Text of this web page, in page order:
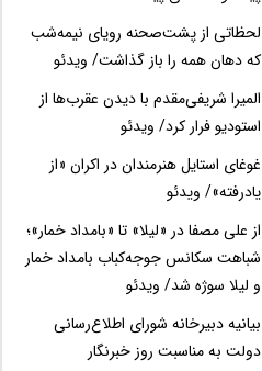
لحظاتی از پشت‌صحنه رویای نیمه‌شب
که دهان همه را باز گذاشت/ ویدئو
المیرا شریفی‌مقدم با دیدن عقرب‌ها از
استودیو فرار کرد/ ویدئو
غوغای استایل هنرمندان در اکران «از
یادرفته»/ ویدئو
از علی مصفا در «لیلا» تا «بامداد خمار»؛
شباهت سکانس جوجه‌کباب بامداد خمار
و لیلا سوژه شد/ ویدئو
بیانیه دبیرخانه شورای اطلاع‌رسانی
دولت به مناسبت روز خبرنگار